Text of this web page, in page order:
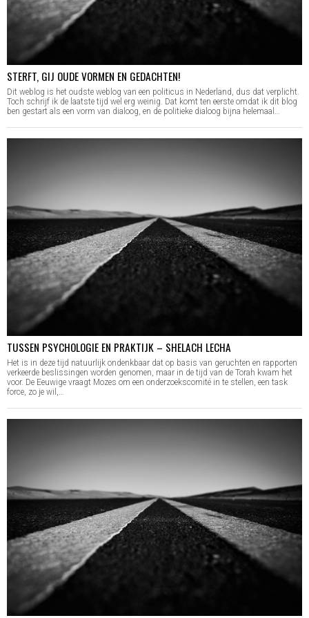
STERFT, GIJ OUDE VORMEN EN GEDACHTEN!
Dit weblog is het oudste weblog van een politicus in Nederland, dus dat verplicht.
Toch schrijf ik de laatste tijd wel erg weinig. Dat komt ten eerste omdat ik dit blog
ben gestart als een vorm van dialoog, en de politieke dialoog bijna helemaal…
TUSSEN PSYCHOLOGIE EN PRAKTIJK – SHELACH LECHA
Het is in deze tijd natuurlijk ondenkbaar dat op basis van geruchten en rapporten
verkeerde beslissingen worden genomen, maar in de tijd van de Torah kwam het
voor. De Eeuwige vraagt Mozes om een onderzoekscomité in te stellen, een task
force, zo je wil,…